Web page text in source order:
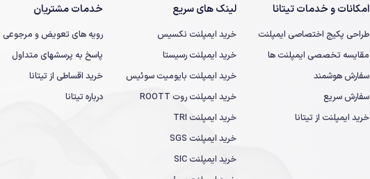
امکانات و خدمات تیتانا
طراحی پکیج اختصاصی ایمپلنت
مقایسه تخصصی ایمپلنت ها
سفارش هوشمند
سفارش سریع
خرید ایمپلنت از تیتانا
لینک های سریع
خرید ایمپلنت نکسیس
خرید ایمپلنت رسیستا
خرید ایمپلنت بایومیت سوئیس
خرید ایمپلنت روت ROOTT
خرید ایمپلنت TRI
خرید ایمپلنت SGS
خرید ایمپلنت SIC
خدمات مشتریان
رویه های تعویض و مرجوعی
پاسخ به پرسشهای متداول
خرید اقساطی از تیتانا
درباره تیتانا